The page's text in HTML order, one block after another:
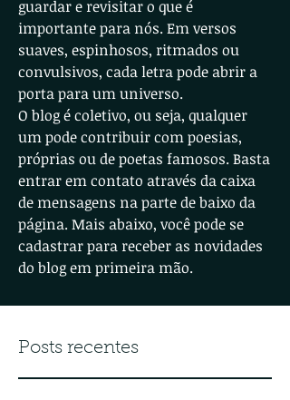
guardar e revisitar o que é
importante para nós. Em versos
suaves, espinhosos, ritmados ou
convulsivos, cada letra pode abrir a
porta para um universo.
O blog é coletivo, ou seja, qualquer
um pode contribuir com poesias,
próprias ou de poetas famosos. Basta
entrar em contato através da caixa
de mensagens na parte de baixo da
página. Mais abaixo, você pode se
cadastrar para receber as novidades
do blog em primeira mão.
Posts recentes